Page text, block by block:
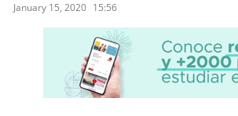
January 15, 2020 15:56